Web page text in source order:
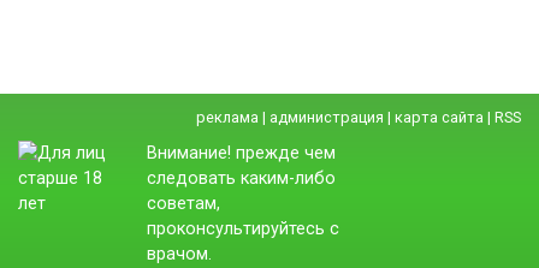
реклама | администрация | карта сайта | RSS
Внимание! прежде чем
следовать каким-либо
советам,
проконсультируйтесь с
врачом.